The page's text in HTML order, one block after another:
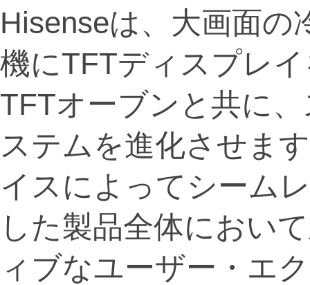
Hisenseは、大画面の
機にTFTディスプレ
TFTオーブンと共に
ステムを進化させま
イスによってシーム
した製品全体におい
ィブなユーザー・エ